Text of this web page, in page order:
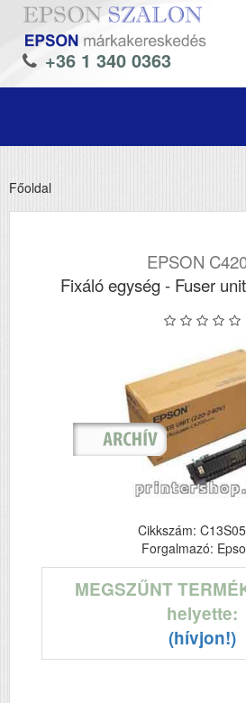
+36 1 340 0363
Főoldal
EPSON
Fixáló egység - Fuser
Cikkszám:
Forgalmazó:
MEGSZŰNT
helyette:
(hívjon!)